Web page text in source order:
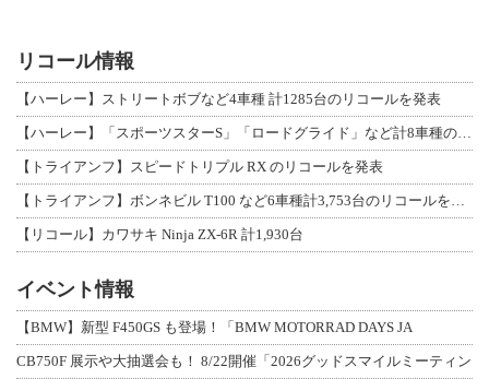
リコール情報
【ハーレー】ストリートボブなど4車種 計1285台のリコールを発表
【ハーレー】「スポーツスターS」「ロードグライド」など計8車種のリコールを発表
【トライアンフ】スピードトリプル RX のリコールを発表
【トライアンフ】ボンネビル T100 など6車種計3,753台のリコールを発表
【リコール】カワサキ Ninja ZX-6R 計1,930台
イベント情報
【BMW】新型 F450GS も登場！「BMW MOTORRAD DAYS JA
CB750F 展示や大抽選会も！ 8/22開催「2026グッドスマイルミーティン